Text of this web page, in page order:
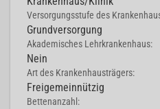
Versorgungsstufe des
Grundversorgung
Akademisches Lehrkrankenhaus:
Nein
Art des Krankenhausträgers:
Freigemeinnützig
Bettenanzahl: